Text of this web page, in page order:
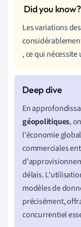
Les variations
, ce qui
En
géopolitiques,
l'économie
commerciales
délais.
modèles de
précisément,
concurrentiel